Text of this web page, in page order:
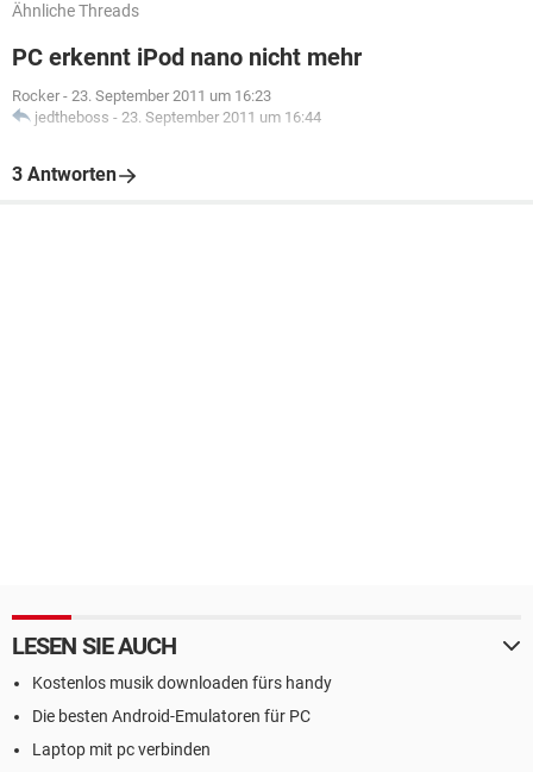
Ähnliche Threads
PC erkennt iPod nano nicht mehr
Rocker - 23. September 2011 um 16:23
jedtheboss - 23. September 2011 um 16:44
3 Antworten
LESEN SIE AUCH
Kostenlos musik downloaden fürs handy
Die besten Android-Emulatoren für PC
Laptop mit pc verbinden